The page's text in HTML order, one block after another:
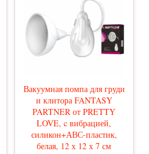
Вакуумная помпа для груди
и клитора FANTASY
PARTNER от PRETTY
LOVE, c вибрацией,
силикон+АВС-пластик,
белая, 12 х 12 х 7 см